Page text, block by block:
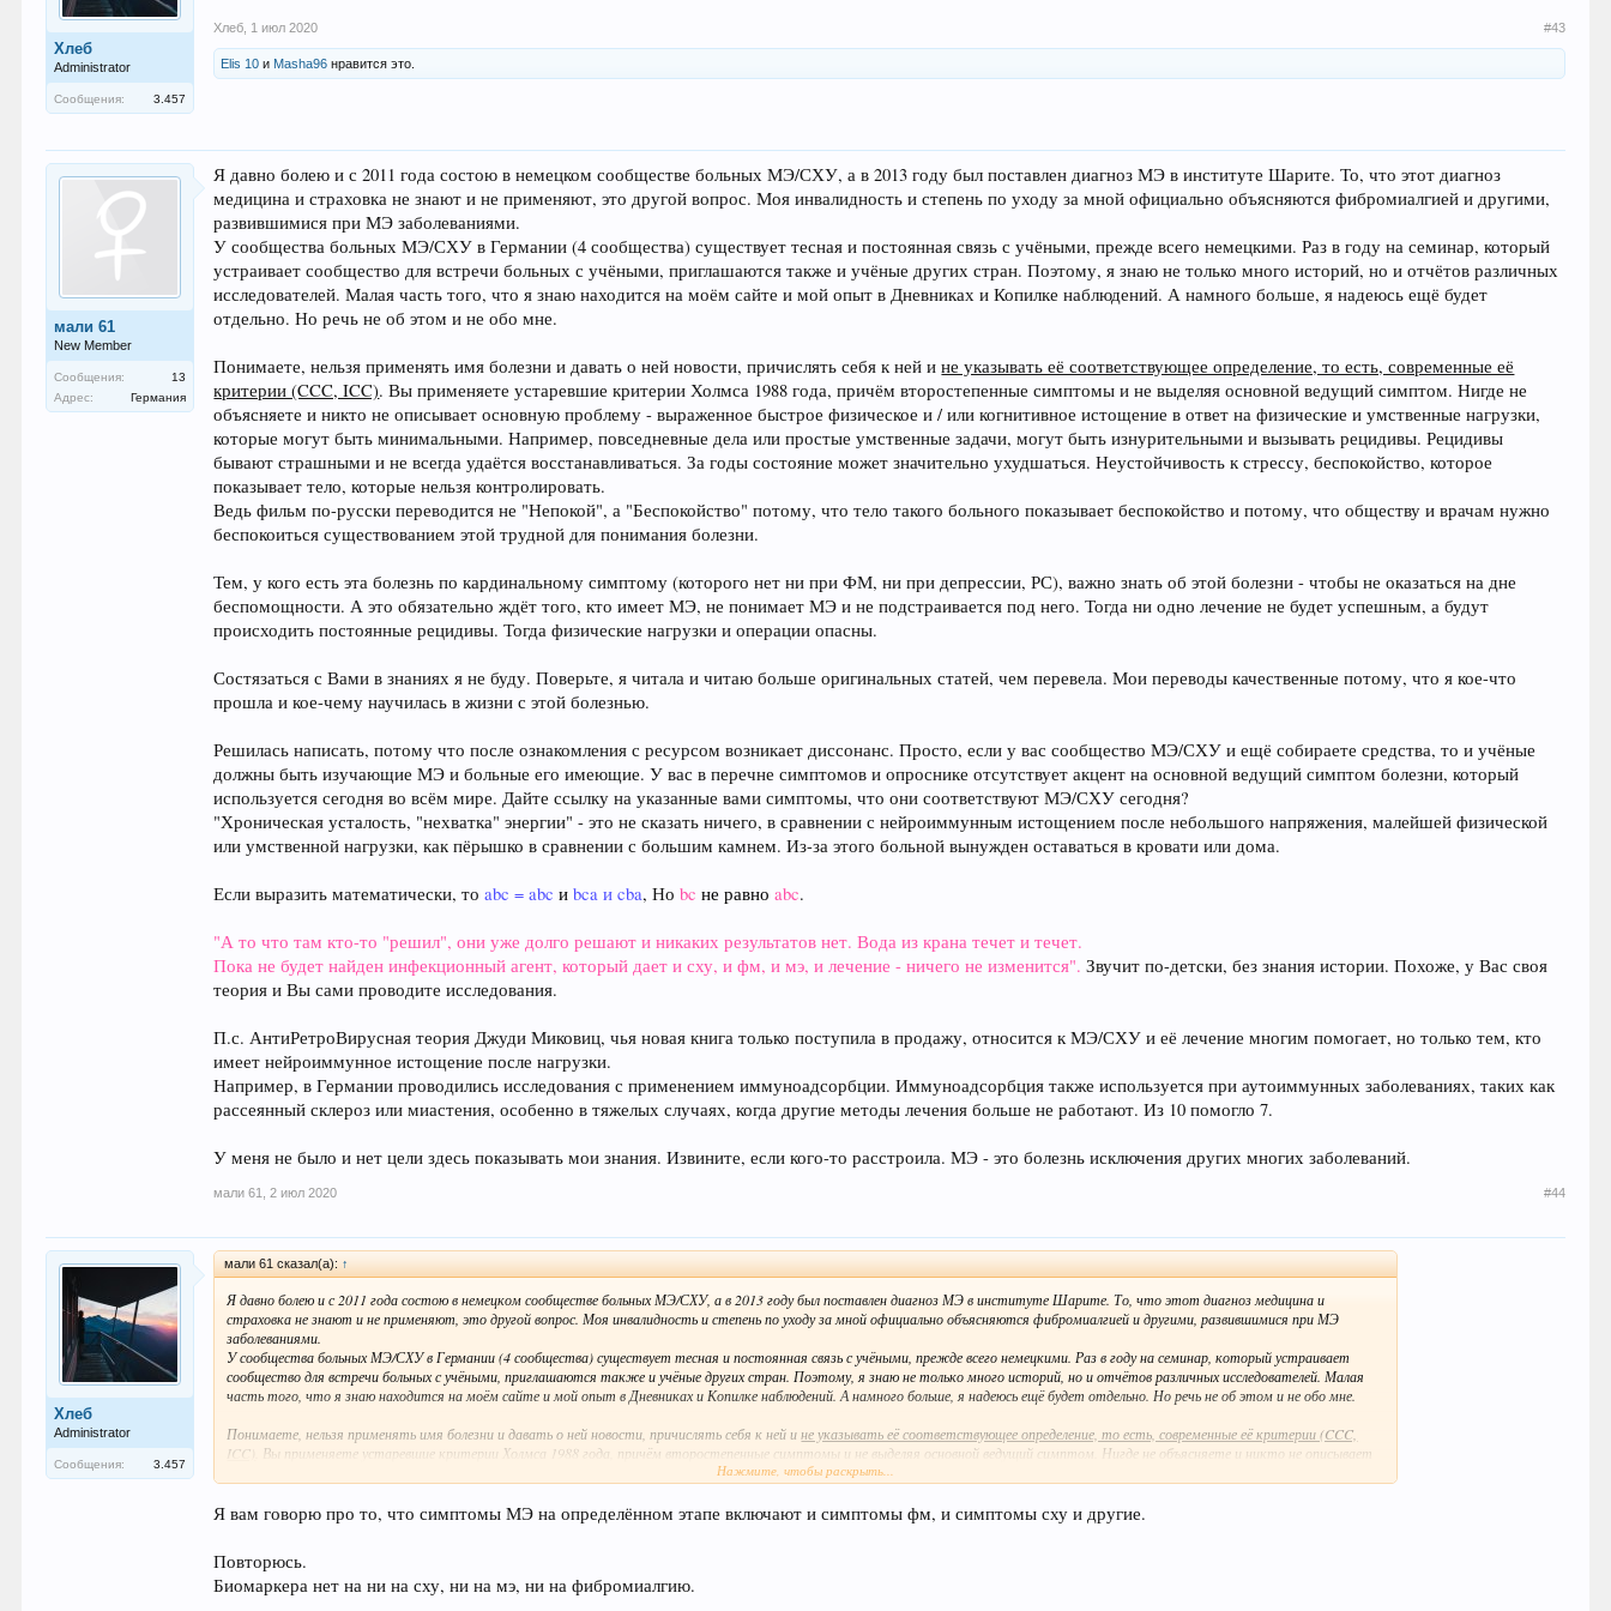
Хлеб
Administrator
Сообщения: 3.457
Хлеб 1 июл 2020 #43
Elis 10 и Masha96 нравится это.
мали 61
New Member
Сообщения:
13
Адрес:
Германия
Я давно болею и с 2011 года состою в немецком сообществе больных МЭ/СХУ, а в 2013 году был поставлен диагноз МЭ в институте Шарите. То, что этот диагноз
медицина и страховка не знают и не применяют, это другой вопрос. Моя инвалидность и степень по уходу за мной официально объясняются фибромиалгией и другими,
развившимися при МЭ заболеваниями.
У сообщества больных МЭ/СХУ в Германии (4 сообщества) существует тесная и постоянная связь с учёными, прежде всего немецкими. Раз в году на семинар, который
устраивает сообщество для встречи больных с учёными, приглашаются также и учёные других стран. Поэтому, я знаю не только много историй, но и отчётов различных
исследователей. Малая часть того, что я знаю находится на моём сайте и мой опыт в Дневниках и Копилке наблюдений. А намного больше, я надеюсь ещё будет
отдельно. Но речь не об этом и не обо мне.
Понимаете, нельзя применять имя болезни и давать о ней новости, причислять себя к ней ине указывать её соответствующее определение, то есть, современные её
критерии (CCC, ICC). Вы применяете устаревшие критерии Холмса 1988 года, причём второстепенные симптомы и не выделяя основной ведущий симптом. Нигде не
объясняете и никто не описывает основную проблему - выраженное быстрое физическое и / или когнитивное истощение в ответ на физические и умственные нагрузки,
которые могут быть минимальными. Например, повседневные дела или простые умственные задачи, могут быть изнурительными и вызывать рецидивы. Рецидивы
бывают страшными и не всегда удаётся восстанавливаться. За годы состояние может значительно ухудшаться. Неустойчивость к стрессу, беспокойство, которое
показывает тело, которые нельзя контролировать.
Ведь фильм по-русски переводится не "Непокой", а "Беспокойство" потому, что тело такого больного показывает беспокойство и потому, что обществу и врачам нужно
беспокоиться существованием этой трудной для понимания болезни.
Тем, у кого есть эта болезнь по кардинальному симптому (которого нет ни при ФМ, ни при депрессии, РС), важно знать об этой болезни - чтобы не оказаться на дне
беспомощности. А это обязательно ждёт того, кто имеет МЭ, не понимает МЭ и не подстраивается под него. Тогда ни одно лечение не будет успешным, а будут
происходить постоянные рецидивы. Тогда физические нагрузки и операции опасны.
Состязаться с Вами в знаниях я не буду. Поверьте, я читала и читаю больше оригинальных статей, чем перевела. Мои переводы качественные потому, что я кое-что
прошла и кое-чему научилась в жизни с этой болезнью.
Решилась написать, потому что после ознакомления с ресурсом возникает диссонанс. Просто, если у вас сообщество МЭ/СХУ и ещё собираете средства, то и учёные
должны быть изучающие МЭ и больные его имеющие. У вас в перечне симптомов и опроснике отсутствует акцент на основной ведущий симптом болезни, который
используется сегодня во всём мире. Дайте ссылку на указанные вами симптомы, что они соответствуют МЭ/СХУ сегодня?
"Хроническая усталость, "нехватка" энергии" - это не сказать ничего, в сравнении с нейроиммунным истощением после небольшого напряжения, малейшей физической
или умственной нагрузки, как пёрышко в сравнении с большим камнем. Из-за этого больной вынужден оставаться в кровати или дома.
Если выразить математически, тоabc = abcи bca и cba, Ноbcне равно abc.
"А то что там кто-то "решил", они уже долго решают и никаких результатов нет. Вода из крана течет и течет.
Пока не будет найден инфекционный агент, который дает и сху, и фм, и мэ, и лечение - ничего не изменится".Звучит по-детски, без знания истории. Похоже, у Вас своя
теория и Вы сами проводите исследования.
П.с. АнтиРетроВирусная теория Джуди Миковиц, чья новая книга только поступила в продажу, относится к МЭ/СХУ и её лечение многим помогает, но только тем, кто
имеет нейроиммунное истощение после нагрузки.
Например, в Германии проводились исследования с применением иммуноадсорбции. Иммуноадсорбция также используется при аутоиммунных заболеваниях, таких как
рассеянный склероз или миастения, особенно в тяжелых случаях, когда другие методы лечения больше не работают. Из 10 помогло 7.
У меня не было и нет цели здесь показывать мои знания. Извините, если кого-то расстроила. МЭ - это болезнь исключения других многих заболеваний.
мали 61 2 июл 2020 #44
Хлеб
Administrator
Сообщения: 3.457
мали 61 сказал(а): ↑
Я давно болею и с 2011 года состою в немецком сообществе больных МЭ/СХУ, а в 2013 году был поставлен диагноз МЭ в институте Шарите. То, что этот диагноз медицина и
страховка не знают и не применяют, это другой вопрос. Моя инвалидность и степень по уходу за мной официально объясняются фибромиалгией и другими, развившимися при МЭ
заболеваниями.
У сообщества больных МЭ/СХУ в Германии (4 сообщества) существует тесная и постоянная связь с учёными, прежде всего немецкими. Раз в году на семинар, который устраивает
сообщество для встречи больных с учёными, приглашаются также и учёные других стран. Поэтому, я знаю не только много историй, но и отчётов различных исследователей. Малая
часть того, что я знаю находится на моём сайте и мой опыт в Дневниках и Копилке наблюдений. А намного больше, я надеюсь ещё будет отдельно. Но речь не об этом и не обо мне.
Понимаете, нельзя применять имя болезни и давать о ней новости, причислять себя к ней ине указывать её соответствующее определение, то есть, современные её критерии (CCC,
ICC)
. Вы применяете устаревшие критерии Холмса 1988 года, причём второстепенные симптомы и не выделяя основной ведущий симптом. Нигде не объясняете и никто не описывает
основную проблему - выраженное быстрое физическое и / или когнитивное истощение в ответ на физические и умственные нагрузки, которые могут быть минимальными. Например,
состояние может значительно ухудшаться. Неустойчивость к стрессу, беспокойство, которое показывает тело, которые нельзя контролировать.
Ведь фильм по-русски переводится не "Непокой", а "Беспокойство" потому, что тело такого больного показывает беспокойство и потому, что обществу и врачам нужно беспокоиться
Тем, у кого есть эта болезнь по кардинальному симптому (которого нет ни при ФМ, ни при депрессии, РС), важно знать об этой болезни - чтобы не оказаться на дне беспомощности. А
Нажмите, чтобы раскрыть...
Я вам говорю про то, что симптомы МЭ на определённом этапе включают и симптомы фм, и симптомы сху и другие.
Повторюсь.
Биомаркера нет на ни на сху, ни на мэ, ни на фибромиалгию.